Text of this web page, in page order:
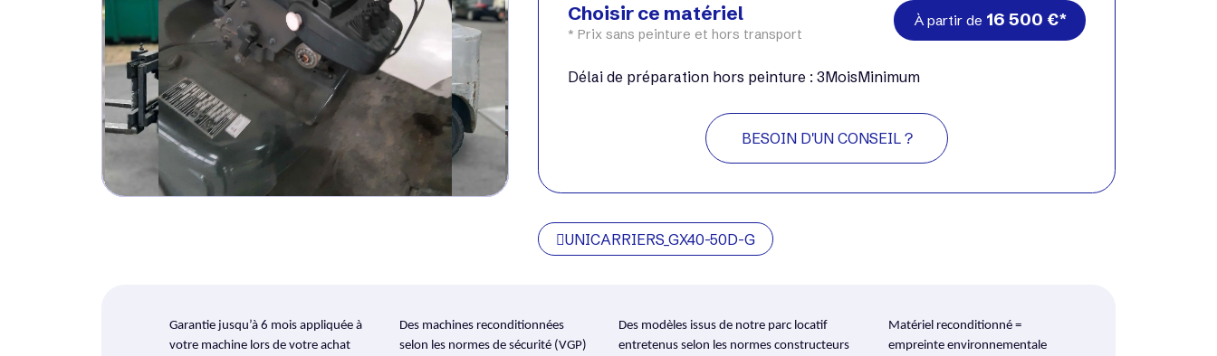
UNICARRIERS_GX40-50D-G
Choisir ce matériel
* Prix sans peinture et hors transport
À partir de 16 500 €
Délai de préparation hors peinture : 3MoisMinimum
BESOIN D'UN CONSEIL ?
Garantie jusqu’à 6 mois appliquée à
votre machine lors de votre achat
Des machines reconditionnées
selon les normes de sécurité (VGP)
Des modèles issus de notre parc locatif
entretenus selon les normes constructeurs
Matériel reconditionné =
empreinte environnementale